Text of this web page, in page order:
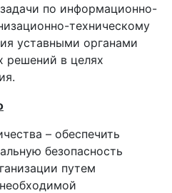
по информационно-
техническому
уставными органами
решений в целях
– обеспечить
безопасность
путем